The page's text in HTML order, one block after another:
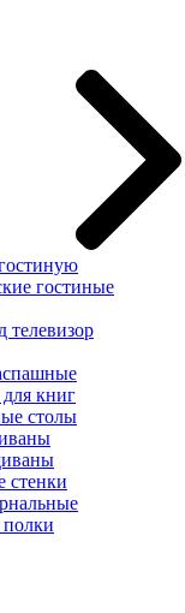
гостиные
телевизор
книг
столы
стенки